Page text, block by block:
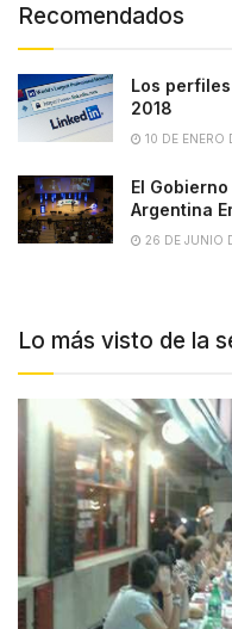
Recomendados
Los
2018
10 DE ENERO
El
Argentina
26 DE JUNIO
Lo más visto de la